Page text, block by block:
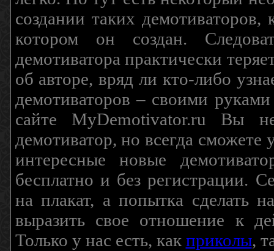
создании таких
котором он создан.
демотиватора практически
об авторе, вряд ли кто-либо
демотиваторов – своими
сайте MyDemotivator.ru Вы
демотиватор, но всегда сможете
интересные новые
бесплатно и без регистрации.
на плакат, а попытка
выразить свое отношение к
Только у нас есть, как приколы,